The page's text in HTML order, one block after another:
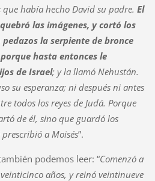
había hecho David su padre. El
las imágenes, y cortó los
la serpiente de bronce
hasta entonces le
de Israel; y la llamó Nehustán.
su esperanza; ni después ni antes
todos los reyes de Judá. Porque
de él, sino que guardó los
a Moisés”.
podemos leer: “Comenzó a
años, y reinó veintinueve